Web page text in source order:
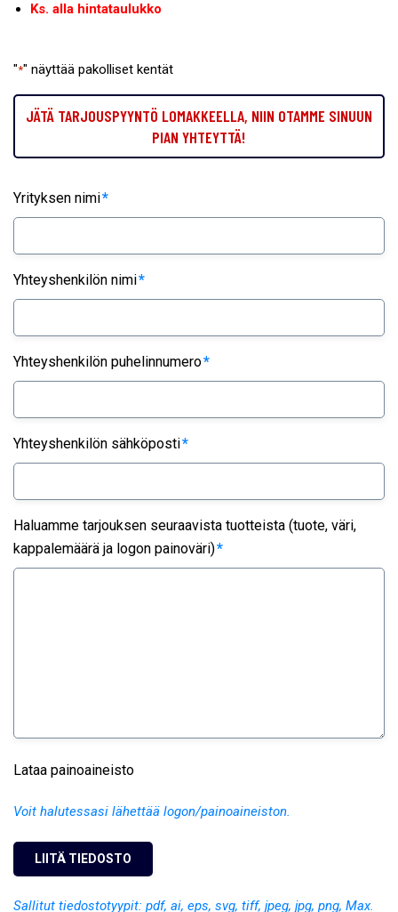
Ks. alla hintataulukko
"*" näyttää pakolliset kentät
JÄTÄ TARJOUSPYYNTÖ LOMAKKEELLA, NIIN OTAMME SINUUN
PIAN YHTEYTTÄ!
Yrityksen nimi*
Yhteyshenkilön nimi*
Yhteyshenkilön puhelinnumero*
Yhteyshenkilön sähköposti*
Haluamme tarjouksen seuraavista tuotteista (tuote, väri,
kappalemäärä ja logon painoväri)*
Lataa painoaineisto
Voit halutessasi lähettää logon/painoaineiston.
Sallitut tiedostotyypit: pdf, ai, eps, svg, tiff, jpeg, jpg, png, Max.